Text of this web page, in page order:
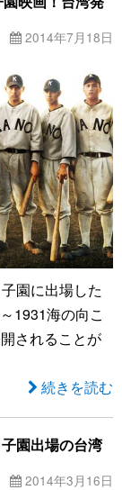
2014年7月18日
園に出場した
1931海の向こ
されることが
続きを読む
園出場の台湾
2014年3月16日